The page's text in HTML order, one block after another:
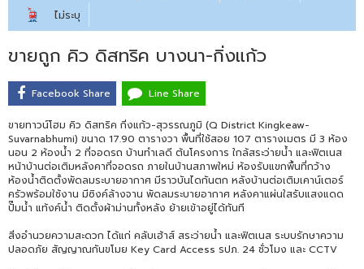
ไม่ระบุ
ขายถูก คิว ดิสทริค บางนา-กิ่งแก้ว
Facebook Share Line Share
ขายทาวน์โฮม คิว ดิสทริค กิ่งแก้ว-สุวรรณภูมิ (Q District Kingkeaw-
Suvarnabhumi) ขนาด 17.90 ตารางวา พื้นที่ใช้สอย 107 ตารางเมตร มี 3 ห้อง
นอน 2 ห้องน้ำ 2 ที่จอดรถ บ้านทำเลดี ต้นโครงการ ใกล้สระว่ายน้ำ และฟิตเนส
หน้าบ้านต่อเติมหลังคาที่จอดรถ ภายในบ้านสภาพใหม่ ห้องรับแขกพื้นที่กว้าง
ห้องน้ำติดตั้งพัดลมระบายอากาศ มีราวบันไดกันตก หลังบ้านต่อเติมเคาน์เตอร์
ครัวพร้อมใช้งาน มีซิงค์ล้างจาน พัดลมระบายอากาศ หลังคาแผ่นใสรับแสงแดด
ปั๊มน้ำ แท้งค์น้ำ ติดตั้งผ้าม่านทั้งหลัง ย้ายเข้าอยู่ได้ทันที
สิ่งอำนวยความสะดวก ได้แก่ คลับเฮ้าส์ สระว่ายน้ำ และฟิตเนส ระบบรักษาความ
ปลอดภัย สัญญาณกันขโมย Key Card Access รปภ. 24 ชั่วโมง และ CCTV